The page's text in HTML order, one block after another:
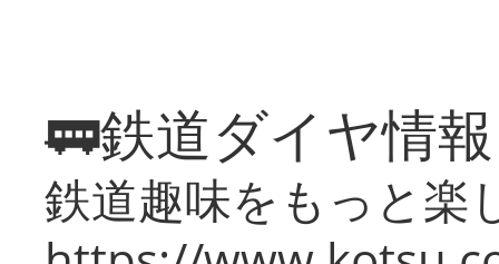
🚃鉄道ダイヤ情
鉄道趣味をもっと楽